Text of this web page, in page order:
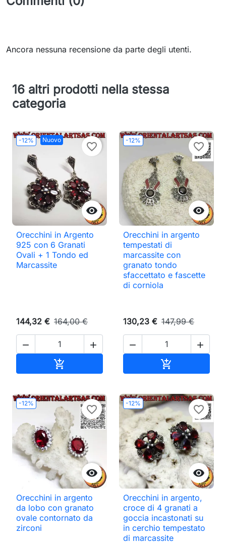
Ancora nessuna recensione da parte degli utenti.
16 altri prodotti nella stessa
categoria
-12% Nuovo

favorite_border
Orecchini in Argento
925 con 6 Granati
Ovali + 1 Tondo ed
Marcassite
144,32 € 164,00 €
 

-12%

favorite_border
Orecchini in argento
tempestati di
marcassite con
granato tondo
sfaccettato e fascette
di corniola
130,23 € 147,99 €
 

-12%

favorite_border
Orecchini in argento
da lobo con granato
ovale contornato da
zirconi
-12%

favorite_border
Orecchini in argento,
croce di 4 granati a
goccia incastonati su
in cerchio tempestato
di marcassite